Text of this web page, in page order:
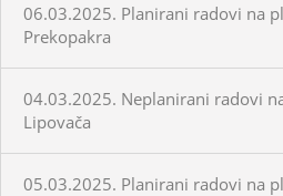
06.03.2025. Planirani radovi na
Prekopakra
04.03.2025. Neplanirani radovi
Lipovača
05.03.2025. Planirani radovi na